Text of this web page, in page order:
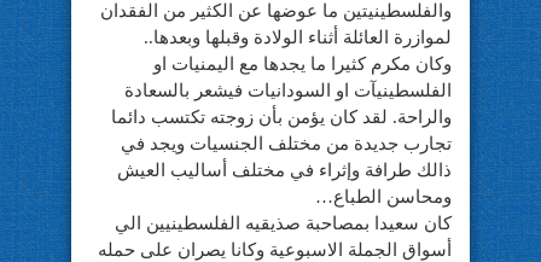
والفلسطينيتين ما عوضها عن الكثير من الفقدان
لموازرة العائلة أثناء الولادة وقبلها وبعدها..
وكان مكرم كثيرا ما يجدها مع اليمنيات او
الفلسطينيآت او السودانيات فيشعر بالسعادة
والراحة. لقد كان يؤمن بأن زوجته تكتسب دائما
تجارب جديدة من مختلف الجنسيات ويجد في
ذالك طرافة وإثراء في مختلف أساليب العيش
ومحاسن الطباع…
كان سعيدا بمصاحبة صذيقيه الفلسطينيين الي
أسواق الجملة الاسبوعية وكانا يصران على حمله